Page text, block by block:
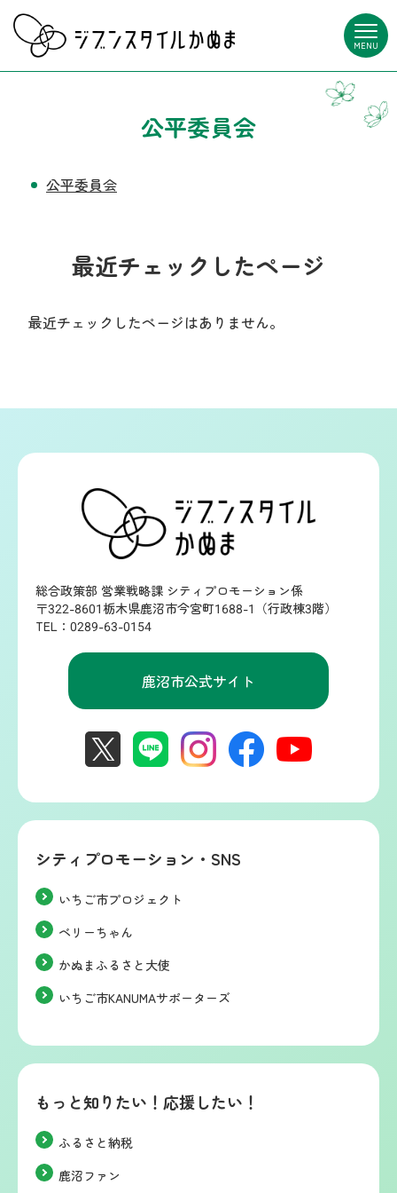
MENU
公平委員会
公平委員会
最近チェックしたページ
最近チェックしたページはありません。
総合政策部 営業戦略課 シティプロモーション係
〒322-8601栃木県鹿沼市今宮町1688-1（行政棟3階）
TEL：0289-63-0154
鹿沼市公式サイト
シティプロモーション・SNS
いちご市プロジェクト
ベリーちゃん
かぬまふるさと大使
いちご市KANUMAサポーターズ
もっと知りたい！応援したい！
ふるさと納税
鹿沼ファン